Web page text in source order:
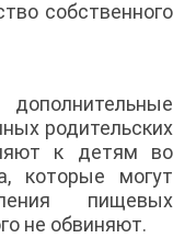
собственного
родительских
к детям во
которые могут
пищевых
не обвиняют.